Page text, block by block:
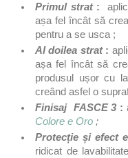
Primul strat :
așa fel încât să
pentru a se usca ;
Al doilea strat :
așa fel încât să
produsul ușor cu
creând asfel o
Finisaj FASCE 3 :
Colore e Oro ;
Protecție și efect
ridicat de